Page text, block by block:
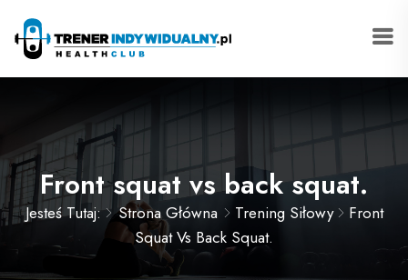
Front squat vs back squat.
Jesteś Tutaj: Strona Główna Trening Siłowy
Front
Squat Vs Back Squat.